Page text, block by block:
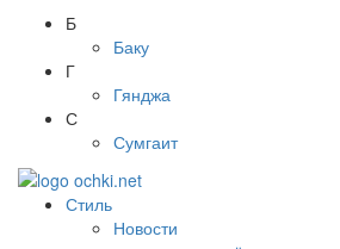
Б
Баку
Г
Гянджа
С
Сумгаит
Стиль
Новости